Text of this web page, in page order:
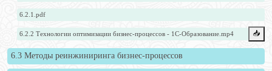
6.2.1.pdf
6.2.2 Технологии оптимизации бизнес-процессов - 1С-Образование.mp4 📥️
6.3 Методы реинжиниринга бизнес-процессов